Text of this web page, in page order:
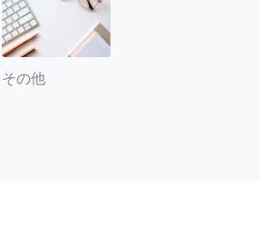
その他